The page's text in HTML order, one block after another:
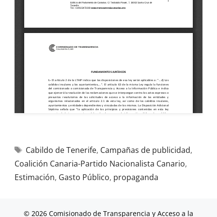
Cabildo de Tenerife, Campañas de publicidad,
Coalición Canaria-Partido Nacionalista Canario,
Estimación, Gasto Público, propaganda
© 2026 Comisionado de Transparencia y Acceso a la